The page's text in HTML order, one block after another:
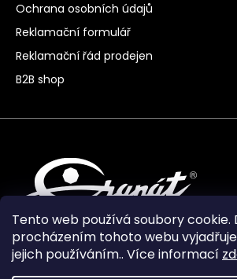
Tento web používá soubory cookie.
procházením tohoto webu
jejich používáním.. Více informací
Ochrana osobních údajů
Reklamační formulář
Reklamační řád prodejen
B2B shop